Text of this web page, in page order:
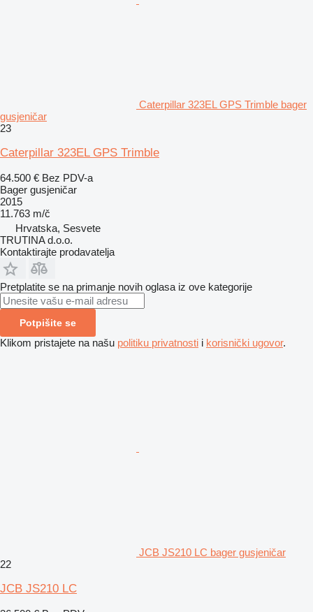
Caterpillar 323EL GPS Trimble bager
gusjeničar
23
Caterpillar 323EL GPS Trimble
64.500 € Bez PDV-a
Bager gusjeničar
2015
11.763 m/č
Hrvatska, Sesvete
TRUTINA d.o.o.
Kontaktirajte prodavatelja
Pretplatite se na primanje novih oglasa iz ove kategorije
Potpišite se
Klikom pristajete na našu politiku privatnosti i korisnički ugovor.
JCB JS210 LC bager gusjeničar
22
JCB JS210 LC